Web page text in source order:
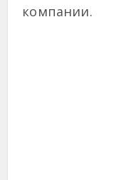
компании.